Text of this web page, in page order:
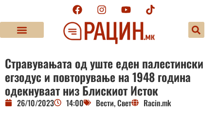
Стравувањата од уште еден палестински
егзодус и повторување на 1948 година
одекнуваат низ Блискиот Исток
26/10/2023 14:00 Вести,Свет Racin.mk